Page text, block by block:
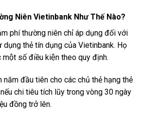
Niên Vietinbank Như Thế Nào?
phí thường niên chỉ áp dụng đối với
dụng thẻ tín dụng của Vietinbank. Họ
số điều kiện theo quy định.
năm đầu tiên cho các chủ thẻ hạng thẻ
chi tiêu tích lũy trong vòng 30 ngày
đồng trở lên.